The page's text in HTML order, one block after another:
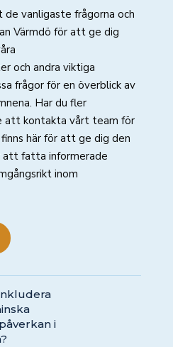
de vanligaste frågorna och
Värmdö för att ge dig
och andra viktiga
frågor för en överblick av
Har du fler
att kontakta vårt team för
här för att ge dig den
att fatta informerade
inom
i